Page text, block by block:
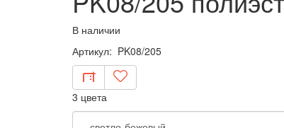
В наличии
Артикул: PK08/205
3 цвета